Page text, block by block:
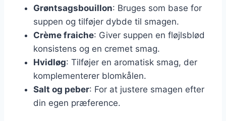
Grøntsagsbouillon: Bruges som base for
suppen og tilføjer dybde til smagen.
Crème fraiche: Giver suppen en fløjlsblød
konsistens og en cremet smag.
Hvidløg: Tilføjer en aromatisk smag, der
komplementerer blomkålen.
Salt og peber: For at justere smagen efter
din egen præference.